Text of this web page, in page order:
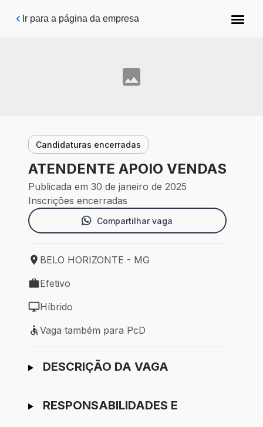
Pular para o conteúdo principal
Ir para a página da empresa
Candidaturas encerradas
ATENDENTE APOIO VENDAS
Publicada em 30 de janeiro de 2025
Inscrições encerradas
Compartilhar vaga
Local de trabalho: BELO HORIZONTE - MG
BELO HORIZONTE - MG
Tipo de vaga: Efetivo
Efetivo
Modelo de trabalho: Híbrido
Híbrido
Vaga também para PcD
Vaga também para PcD
Ir para candidatura
DESCRIÇÃO DA VAGA
RESPONSABILIDADES E